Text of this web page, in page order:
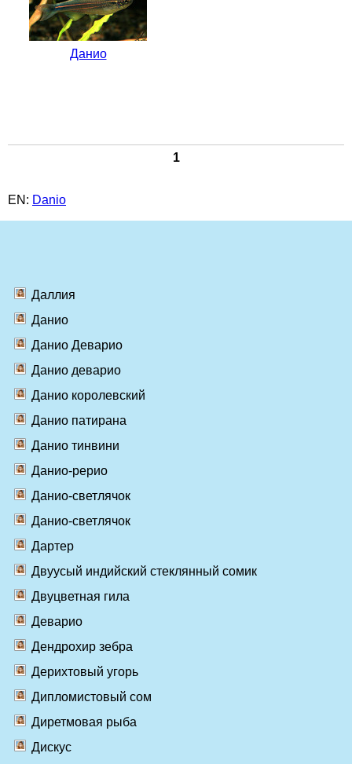
Данио
1
EN: Danio
Даллия
Данио
Данио Деварио
Данио деварио
Данио королевский
Данио патирана
Данио тинвини
Данио-рерио
Данио-светлячок
Данио-светлячок
Дартер
Двуусый индийский стеклянный сомик
Двуцветная гила
Деварио
Дендрохир зебра
Дерихтовый угорь
Дипломистовый сом
Диретмовая рыба
Дискус